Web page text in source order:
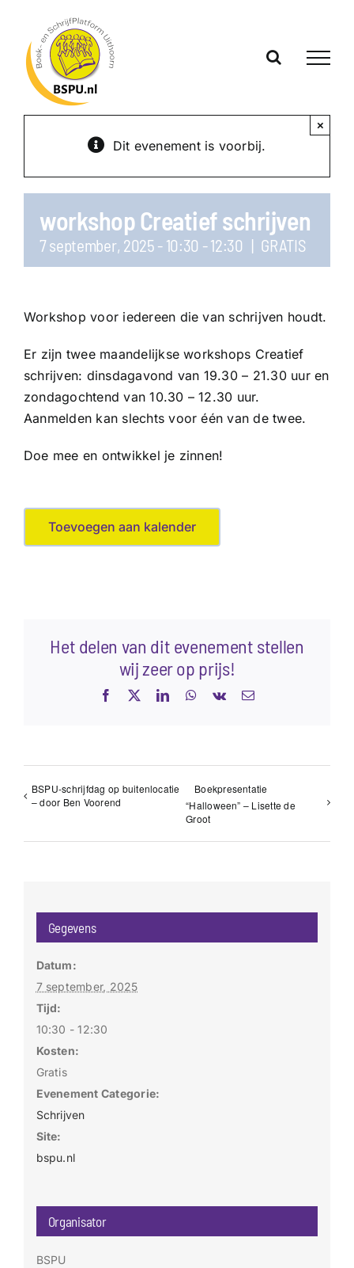
inhoud
Dit evenement is voorbij.
×
workshop Creatief schrijven
7 september, 2025 - 10:30 -12:30 | GRATIS
Workshop voor iedereen die van schrijven houdt.
Er zijn twee maandelijkse workshops Creatief
schrijven: dinsdagavond van 19.30 – 21.30 uur en
zondagochtend van 10.30 – 12.30 uur.
Aanmelden kan slechts voor één van de twee.
Doe mee en ontwikkel je zinnen!
Toevoegen aan kalender
Het delen van dit evenement stellen
wij zeer op prijs!
Facebook LinkedInWhatsApp
Vk
E-
BSPU-schrijfdag op buitenlocatie
– door Ben Voorend
Boekpresentatie
“Halloween” – Lisette de
Groot
Gegevens
Datum:
7 september, 2025
Tijd:
10:30 - 12:30
Kosten:
Gratis
Evenement Categorie:
Schrijven
Site:
bspu.nl
Organisator
BSPU